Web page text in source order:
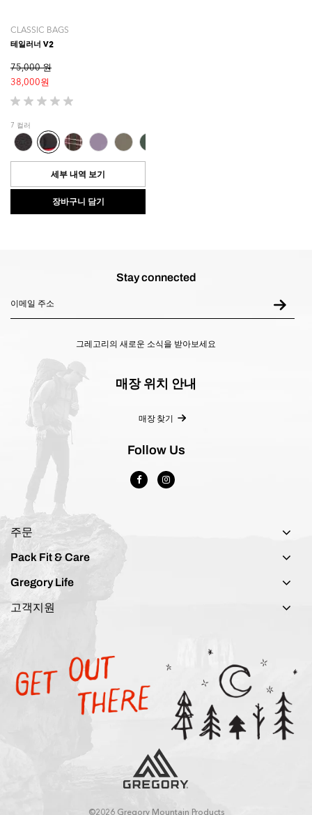
CLASSIC BAGS
테일러너 V2
75,000 원
38,000 원
별
5
개
중
0.0
입
다.
7 컬러
세부 내역 보기
장바구니 담기
Stay connected
그레고리의 새로운 소식을 받아보세요
매장 위치 안내
매장 찾기
Follow Us
주문
Pack Fit & Care
Gregory Life
고객지원
©2026 Gregory Mountain Products